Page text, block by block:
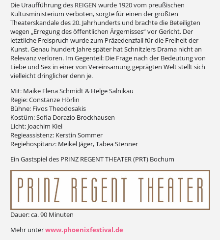
Die Uraufführung des REIGEN wurde 1920 vom preußischen
Kultusministerium verboten, sorgte für einen der größten
Theaterskandale des 20. Jahrhunderts und brachte die Beteiligten
wegen „Erregung des öffentlichen Ärgernisses“ vor Gericht. Der
letztliche Freispruch wurde zum Präzedenzfall für die Freiheit der
Kunst. Genau hundert Jahre später hat Schnitzlers Drama nicht an
Relevanz verloren. Im Gegenteil: Die Frage nach der Bedeutung von
Liebe und Sex in einer von Vereinsamung geprägten Welt stellt sich
vielleicht dringlicher denn je.
Mit: Maike Elena Schmidt & Helge Salnikau
Regie: Constanze Hörlin
Bühne: Fivos Theodosakis
Kostüm: Sofia Dorazio Brockhausen
Licht: Joachim Kiel
Regieassistenz: Kerstin Sommer
Regiehospitanz: Meikel Jäger, Tabea Stenner
Ein Gastspiel des PRINZ REGENT THEATER (PRT) Bochum
Dauer: ca. 90 Minuten
Mehr unterwww.phoenixfestival.de